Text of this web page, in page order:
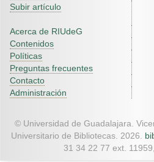
Subir artículo
Acerca de RIUdeG
Contenidos
Políticas
Preguntas frecuentes
Contacto
Administración
© Universidad de Guadalajara.
Universitario de Bibliotecas. 2026.
31 34 22 77 ext.